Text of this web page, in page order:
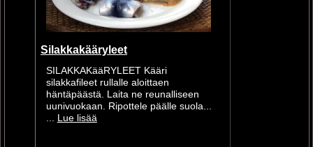
Silakkakääryleet
SILAKKAKääRYLEET Kääri
silakkafileet rullalle aloittaen
häntäpäästä. Laita ne reunalliseen
uunivuokaan. Ripottele päälle suola...
Lue lisää